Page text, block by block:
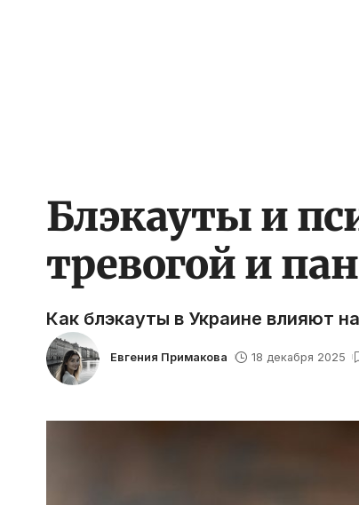
Блэкауты и
тревогой и
Как блэкауты в Украине влияют
Евгения Примакова 18 декабря 2025